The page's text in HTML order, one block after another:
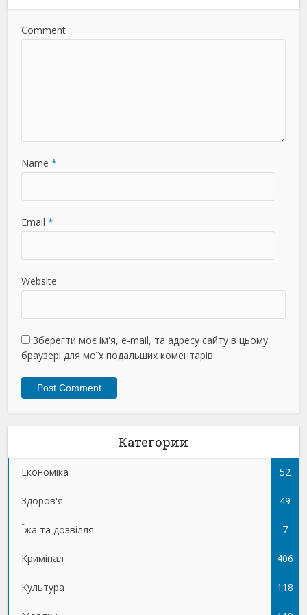
Comment
Name *
Email *
Website
Зберегти моє ім'я, e-mail, та адресу сайту в цьому
браузері для моїх подальших коментарів.
Категории
Економіка 52
Здоров'я 49
Їжа та дозвілля 7
Кримінал 406
Культура 118